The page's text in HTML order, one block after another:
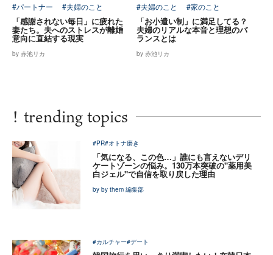
#パートナー #夫婦のこと
「感謝されない毎日」に疲れた
妻たち。夫へのストレスが離婚
意向に直結する現実
by 赤池リカ
#夫婦のこと #家のこと
「お小遣い制」に満足してる？
夫婦のリアルな本音と理想のバ
ランスとは
by 赤池リカ
! trending topics
#PR#オトナ磨き
「気になる、この色…」誰にも言えないデリ
ケートゾーンの悩み。130万本突破の"薬用美
白ジェル"で自信を取り戻した理由
by by them 編集部
#カルチャー#デート